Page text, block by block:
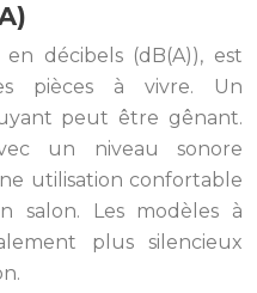
décibels (dB(A)), est
pièces à vivre. Un
peut être gênant.
un niveau sonore
utilisation confortable
salon. Les modèles à
plus silencieux